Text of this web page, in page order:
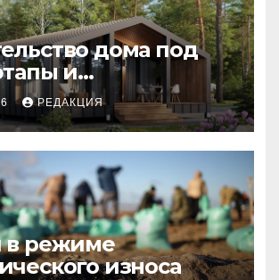
дома под
и
бюджета
РЕДАКЦИЯ
в режиме
износа